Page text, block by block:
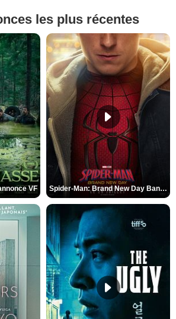
les plus récentes
VF Spider-Man: Brand New Day Bande-annonce (3) VO STFR